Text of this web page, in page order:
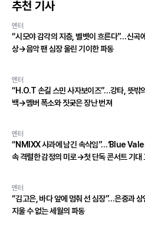
추천 기사
엔터
“시모야 감각의 지층, 벨벳이 흐른다”…신곡
상→음악 팬 심장 울린 기이한 파동
엔터
“H.O.T 손길 스민 사자보이즈”…강타, 뜻밖
백→멤버 폭소와 짓궂은 장난 번져
엔터
“NMIXX 사과에 남긴 속삭임”…‘Blue
속 격렬한 감정의 미로→첫 단독 콘서트 기대
엔터
“김고은, 바다 앞에 멈춰 선 심장”…은중과
지울 수 없는 세월의 파동